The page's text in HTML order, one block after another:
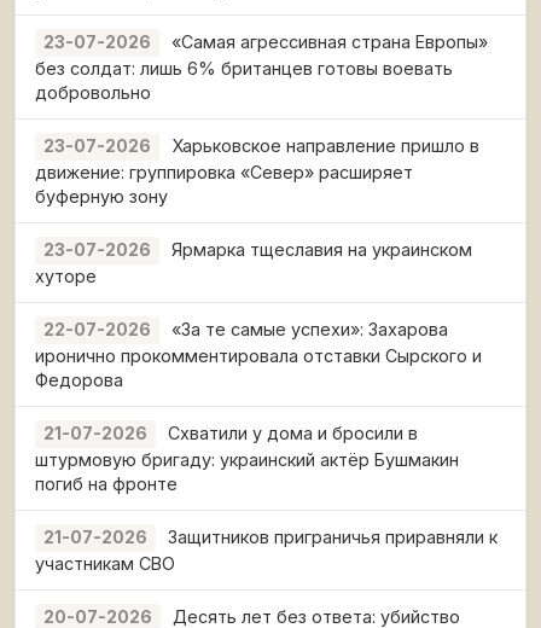
23-07-2026
«Самая агрессивная страна Европы»
без солдат: лишь 6% британцев готовы воевать
добровольно
23-07-2026
Харьковское направление пришло в
движение: группировка «Север» расширяет
буферную зону
23-07-2026
Ярмарка тщеславия на украинском
хуторе
22-07-2026
«За те самые успехи»: Захарова
иронично прокомментировала отставки Сырского и
Федорова
21-07-2026
Схватили у дома и бросили в
штурмовую бригаду: украинский актёр Бушмакин
погиб на фронте
21-07-2026
Защитников приграничья приравняли к
участникам СВО
20-07-2026
Десять лет без ответа: убийство